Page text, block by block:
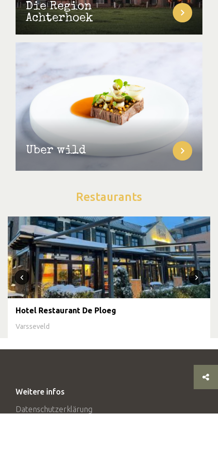
Die Region
Achterhoek
Über wild
Restaurants
Hotel Restaurant De Ploeg
Varsseveld
Weitere infos
Datenschutzerklärung